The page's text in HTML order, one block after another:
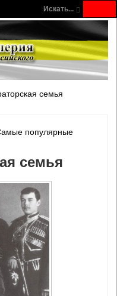
Искать...
семья
популярные
семья